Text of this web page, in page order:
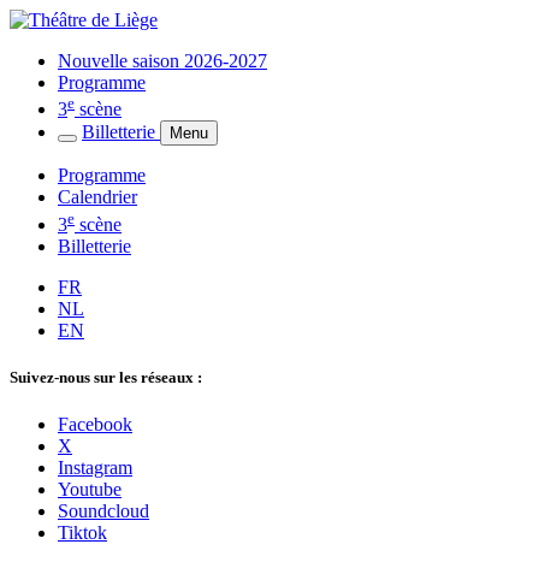
Nouvelle saison 2026-2027
Programme
3e scène
Billetterie
Menu
Programme
Calendrier
3e scène
Billetterie
FR
NL
EN
Suivez-nous sur les réseaux :
Facebook
X
Instagram
Youtube
Soundcloud
Tiktok